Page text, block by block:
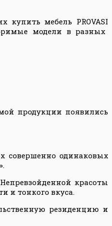
купить мебель PROVASI
модели в разных
продукции появились
совершенно одинаковых
.
красоты
и тонкого вкуса.
резиденцию и